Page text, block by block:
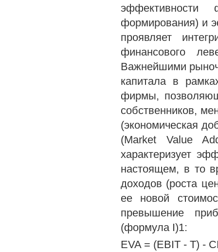
эффективности
формирования) и
проявляет
финансового
Важнейшими
капитала в
фирмы,
собственников,
(экономическая
(Market Value
характеризует
настоящем, в то
доходов (роста
ее новой
превышение
(формула I)1:
EVA = (EBIT - Т) -